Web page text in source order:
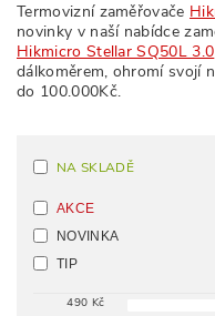
Termovizní zaměřovače
novinky v naší nabídce
Hikmicro Stellar SQ50L 3.0
dálkoměrem, ohromí svojí
do 100.000Kč.
NA SKLADĚ
AKCE
NOVINKA
TIP
490 Kč